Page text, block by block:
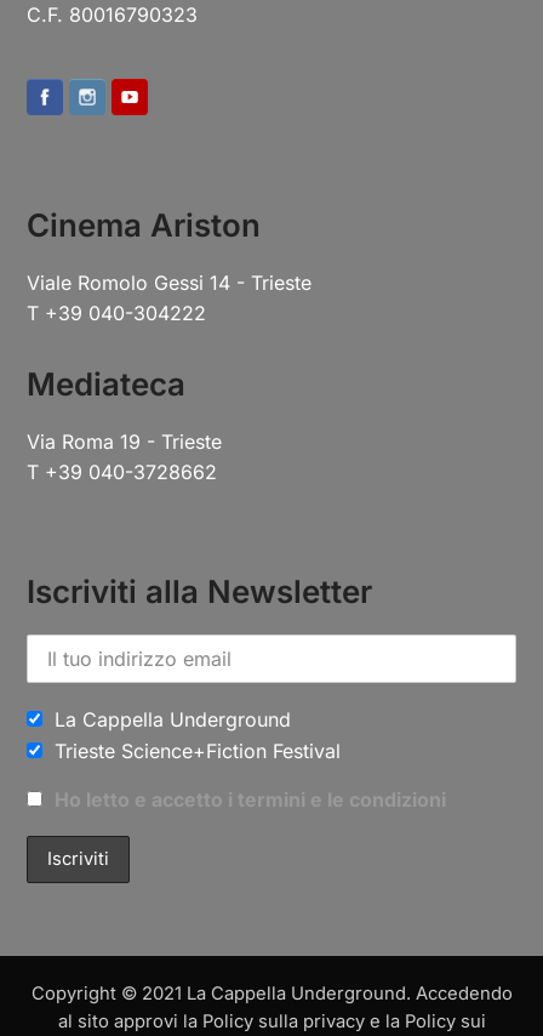
C.F. 80016790323
Cinema Ariston
Viale Romolo Gessi 14 - Trieste
T +39 040-304222
Mediateca
Via Roma 19 - Trieste
T +39 040-3728662
Iscriviti alla Newsletter
La Cappella Underground
Trieste Science+Fiction Festival
Ho letto e accetto i termini e le condizioni
Copyright © 2021 La Cappella Underground. Accedendo
al sito approvi la Policy sulla privacy e la Policy sui